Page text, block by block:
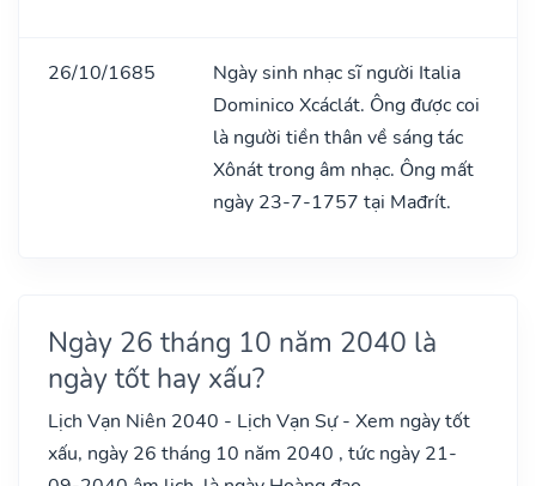
26/10/1685
Ngày sinh nhạc sĩ người Italia
Dominico Xcáclát. Ông được coi
là người tiền thân về sáng tác
Xônát trong âm nhạc. Ông mất
ngày 23-7-1757 tại Mađrít.
Ngày 26 tháng 10 năm 2040 là
ngày tốt hay xấu?
Lịch Vạn Niên 2040 - Lịch Vạn Sự - Xem ngày tốt
xấu, ngày 26 tháng 10 năm 2040 , tức ngày 21-